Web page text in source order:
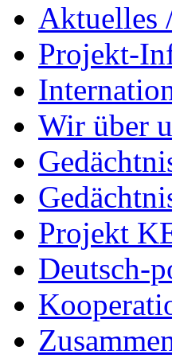
Aktuelles
Projekt-
Wir über
Projekt
Deutsch-